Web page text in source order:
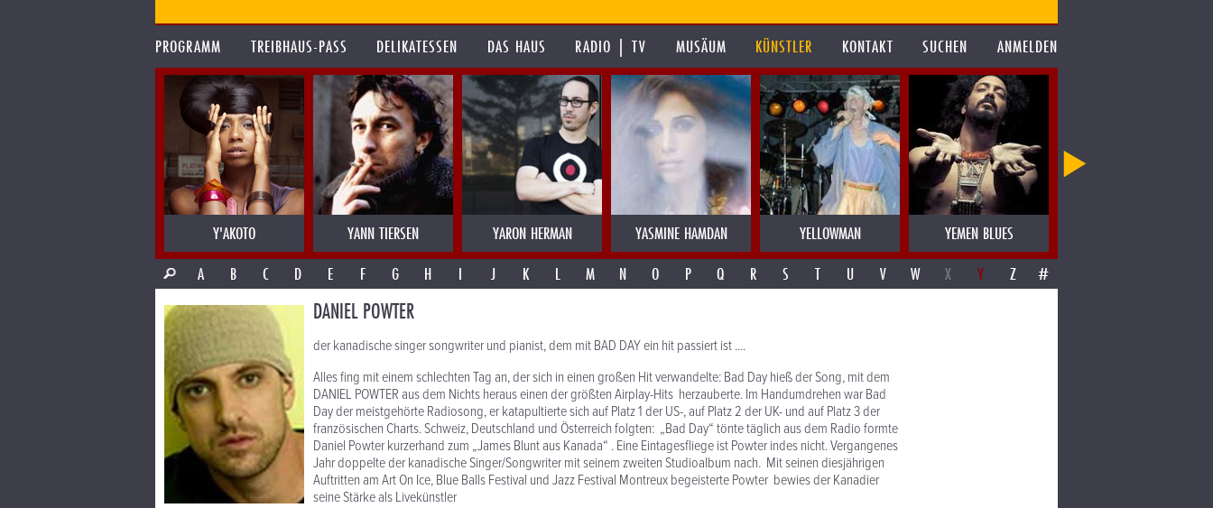
PROGRAMM TREIBHAUS-PASS DELIKATESSEN DAS HAUS RADIO | TV MUSÄUM KÜNSTLER KONTAKT SUCHEN ANMELDEN
Y'AKOTO YANN TIERSEN YARON HERMAN YASMINE HAMDAN YELLOWMAN YEMEN BLUES
A
B C D E F G H I J K L M N O P Q R S T U V W X Y Z #
DANIEL POWTER
der kanadische singer songwriter und pianist, dem mit BAD DAY ein hit passiert ist ....
Alles fing mit einem schlechten Tag an, der sich in einen großen Hit verwandelte: Bad Day hieß der Song, mit dem
DANIEL POWTER aus dem Nichts heraus einen der größten Airplay-Hits herzauberte. Im Handumdrehen war Bad
Day der meistgehörte Radiosong, er katapultierte sich auf Platz 1 der US-, auf Platz 2 der UK- und auf Platz 3 der
französischen Charts. Schweiz, Deutschland und Österreich folgten: „Bad Day“ tönte täglich aus dem Radio formte
Daniel Powter kurzerhand zum „James Blunt aus Kanada“ . Eine Eintagesfliege ist Powter indes nicht. Vergangenes
Jahr doppelte der kanadische Singer/Songwriter mit seinem zweiten Studioalbum nach. Mit seinen diesjährigen
Auftritten am Art On Ice, Blue Balls Festival und Jazz Festival Montreux begeisterte Powter bewies der Kanadier
seine Stärke als Livekünstler